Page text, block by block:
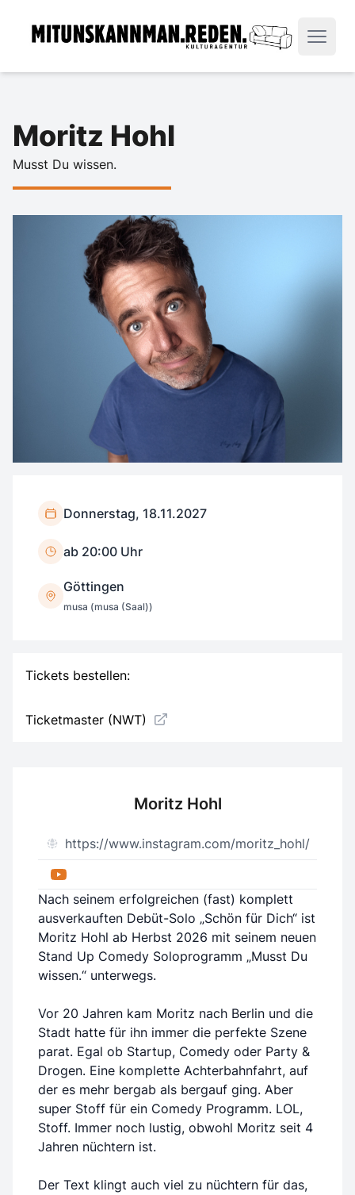
Moritz Hohl
Musst Du wissen.
Donnerstag, 18.11.2027
ab 20:00 Uhr
Göttingen
musa (musa (Saal))
Tickets bestellen:
Ticketmaster (NWT)
Moritz Hohl
https://www.instagram.com/moritz_hohl/
Nach seinem erfolgreichen (fast) komplett
ausverkauften Debüt-Solo „Schön für Dich“ ist
Moritz Hohl ab Herbst 2026 mit seinem neuen
Stand Up Comedy Soloprogramm „Musst Du
wissen.“ unterwegs.
Vor 20 Jahren kam Moritz nach Berlin und die
Stadt hatte für ihn immer die perfekte Szene
parat. Egal ob Startup, Comedy oder Party &
Drogen. Eine komplette Achterbahnfahrt, auf
der es mehr bergab als bergauf ging. Aber
super Stoff für ein Comedy Programm. LOL,
Stoff. Immer noch lustig, obwohl Moritz seit 4
Jahren nüchtern ist.
Der Text klingt auch viel zu nüchtern für das,